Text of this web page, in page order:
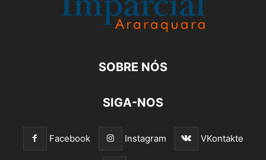
SOBRE NÓS
SIGA-NOS
Facebook Instagram VKontakte